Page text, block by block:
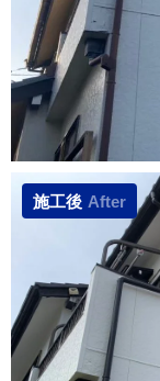
施工後 After